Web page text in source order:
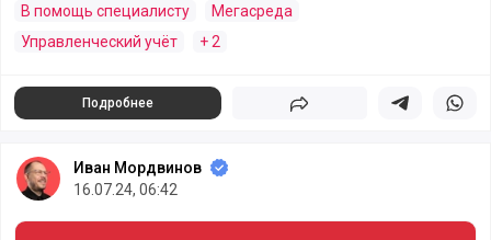
В помощь специалисту
Мегасреда
Управленческий учёт
+ 2
Подробнее Поделиться Поделиться в
Иван Мордвинов
16.07.24, 06:42
Чтение по часу в день: сколько книг можно прочитать за